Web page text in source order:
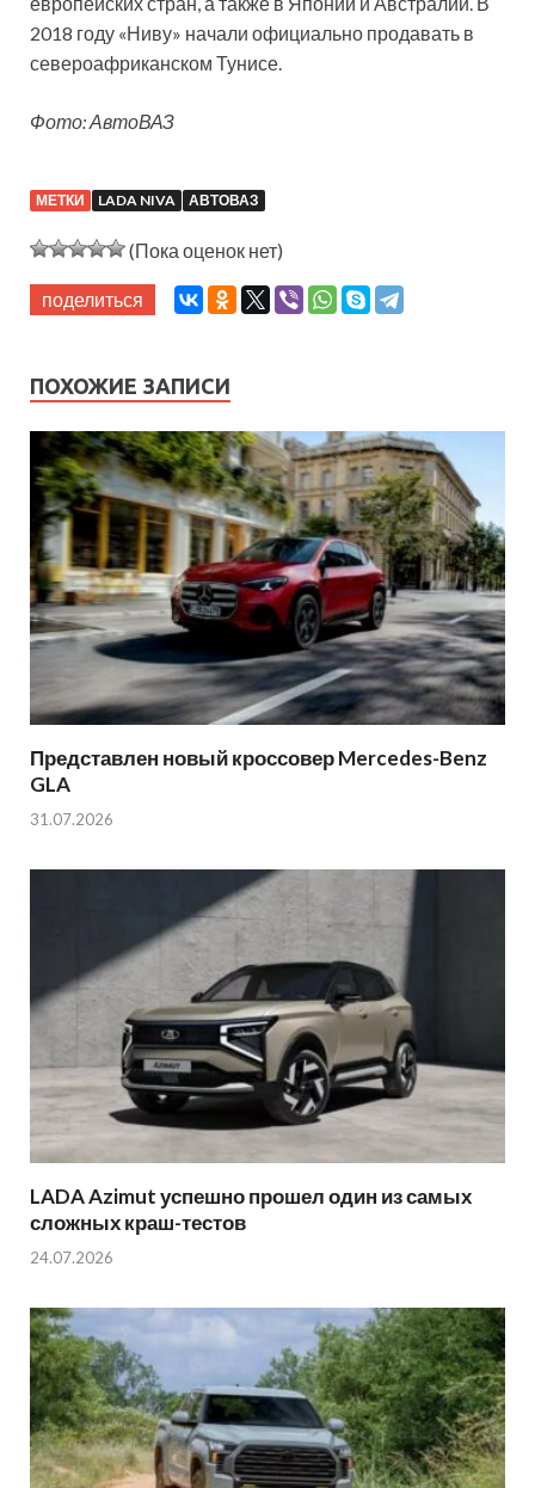
2018 году «Ниву» начали официально продавать в
североафриканском Тунисе.
Фото: АвтоВАЗ
МЕТКИ LADA NIVA АВТОВАЗ
(Пока оценок нет)
поделиться
ПОХОЖИЕ ЗАПИСИ
Представлен новый кроссовер Mercedes-Benz
GLA
31.07.2026
LADA Azimut успешно прошел один из самых
сложных краш-тестов
24.07.2026